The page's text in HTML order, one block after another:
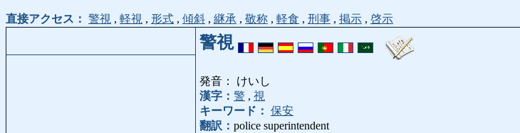
直接アクセス： 警視 , 軽視 , 形式 , 傾斜 , 継承 , 敬称 , 軽食 , 刑事 , 掲示 , 啓示
警視
発音： けいし
漢字： 警 , 視
キーワード： 保安
翻訳： police superintendent